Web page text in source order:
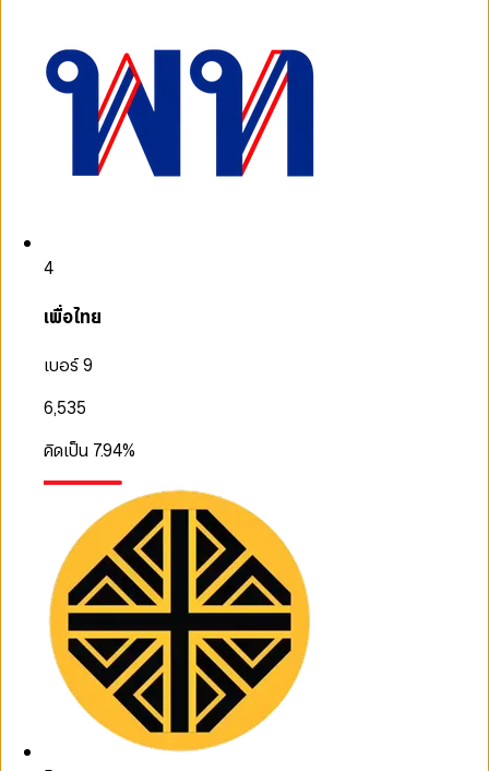
4
เพื่อไทย
เบอร์ 9
6,535
คิดเป็น 7.94%